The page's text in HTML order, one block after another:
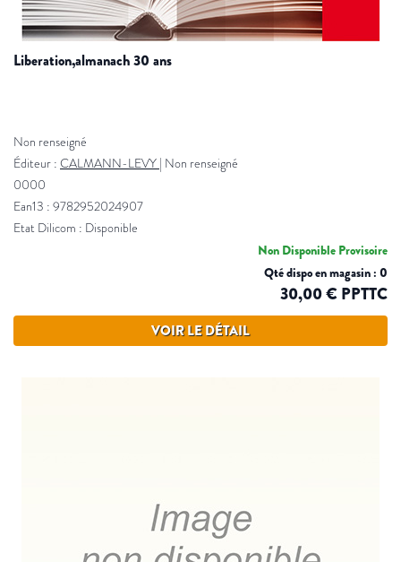
liberation,almanach 30 ans
Non renseigné
Éditeur : CALMANN-LEVY | Non renseigné
0000
Ean13 : 9782952024907
Etat Dilicom : Disponible
Non Disponible Provisoire
Qté dispo en magasin : 0
30,00 € PPTTC
VOIR LE DÉTAIL